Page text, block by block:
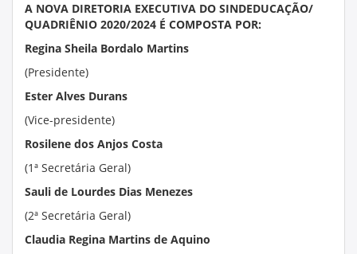
A NOVA DIRETORIA EXECUTIVA DO SINDEDUCAÇÃO/
QUADRIÊNIO 2020/2024 É COMPOSTA POR:
Regina Sheila Bordalo Martins
(Presidente)
Ester Alves Durans
(Vice-presidente)
Rosilene dos Anjos Costa
(1ª Secretária Geral)
Sauli de Lourdes Dias Menezes
(2ª Secretária Geral)
Claudia Regina Martins de Aquino